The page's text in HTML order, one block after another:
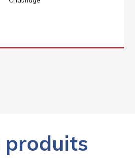
produits